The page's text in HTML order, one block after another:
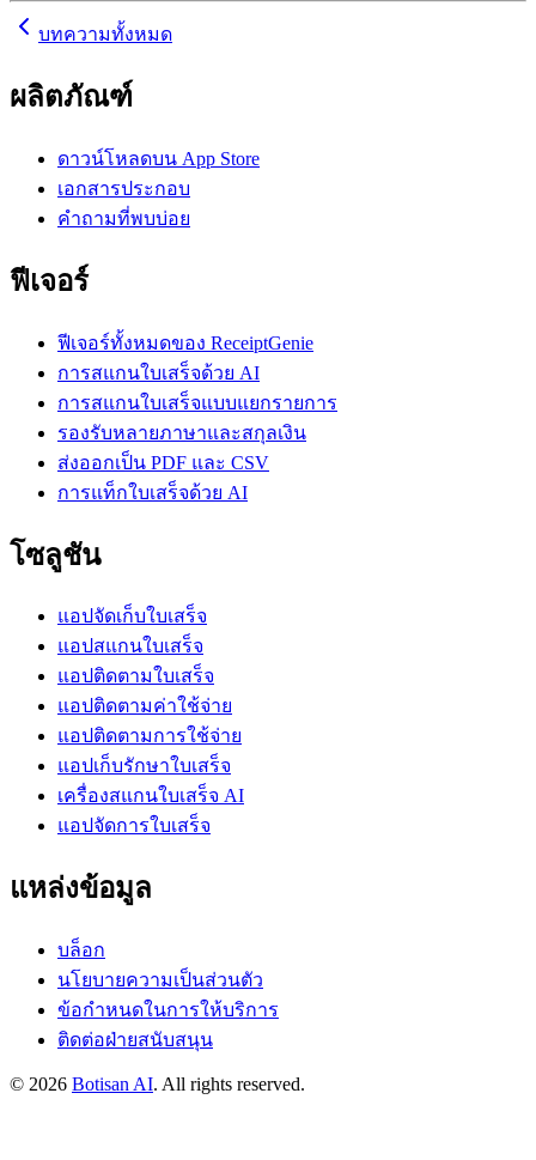
บทความทั้งหมด
ผลิตภัณฑ์
ดาวน์โหลดบน App Store
เอกสารประกอบ
คำถามที่พบบ่อย
ฟีเจอร์
ฟีเจอร์ทั้งหมดของ ReceiptGenie
การสแกนใบเสร็จด้วย AI
การสแกนใบเสร็จแบบแยกรายการ
รองรับหลายภาษาและสกุลเงิน
ส่งออกเป็น PDF และ CSV
การแท็กใบเสร็จด้วย AI
โซลูชัน
แอปจัดเก็บใบเสร็จ
แอปสแกนใบเสร็จ
แอปติดตามใบเสร็จ
แอปติดตามค่าใช้จ่าย
แอปติดตามการใช้จ่าย
แอปเก็บรักษาใบเสร็จ
เครื่องสแกนใบเสร็จ AI
แอปจัดการใบเสร็จ
แหล่งข้อมูล
บล็อก
นโยบายความเป็นส่วนตัว
ข้อกำหนดในการให้บริการ
ติดต่อฝ่ายสนับสนุน
© 2026 Botisan AI. All rights reserved.